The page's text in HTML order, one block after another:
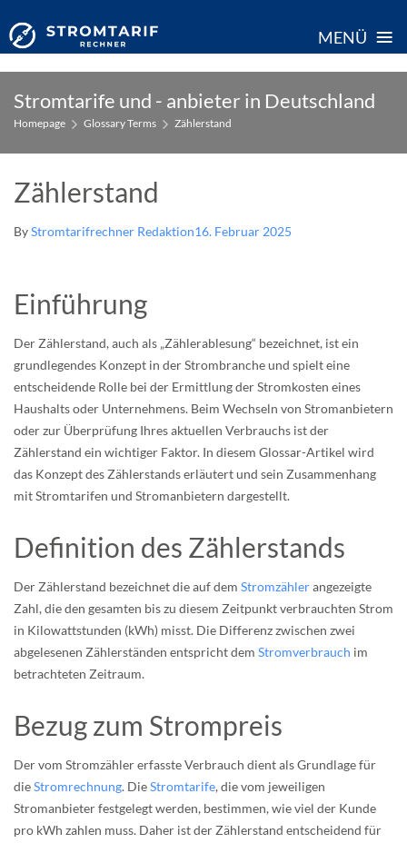
MENÜ ≡
content
Stromtarife und - anbieter in Deutschland
Homepage Glossary Terms Zählerstand
Zählerstand
ByStromtarifrechner Redaktion16. Februar 2025
Einführung
Der Zählerstand, auch als „Zählerablesung“ bezeichnet, ist ein
grundlegendes Konzept in der Strombranche und spielt eine
entscheidende Rolle bei der Ermittlung der Stromkosten eines
Haushalts oder Unternehmens. Beim Wechseln von Stromanbietern
oder zur Überprüfung Ihres aktuellen Verbrauchs ist der
Zählerstand ein wichtiger Faktor. In diesem Glossar-Artikel wird
das Konzept des Zählerstands erläutert und sein Zusammenhang
mit Stromtarifen und Stromanbietern dargestellt.
Definition des Zählerstands
Der Zählerstand bezeichnet die auf dem Stromzählerangezeigte
Zahl, die den gesamten bis zu diesem Zeitpunkt verbrauchten Strom
in Kilowattstunden (kWh) misst. Die Differenz zwischen zwei
abgelesenen Zählerständen entspricht dem Stromverbrauch im
betrachteten Zeitraum.
Bezug zum Strompreis
Der vom Stromzähler erfasste Verbrauch dient als Grundlage für
dieStromrechnung. DieStromtarife, die vom jeweiligen
Stromanbieter festgelegt werden, bestimmen, wie viel der Kunde
pro kWh zahlen muss. Daher ist der Zählerstand entscheidend für